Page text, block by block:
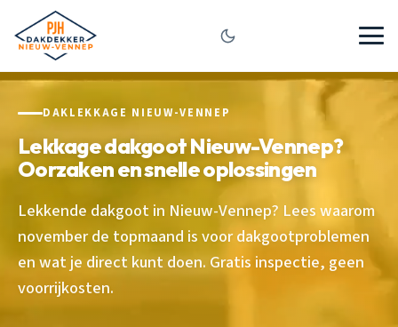
DAKLEKKAGE NIEUW-VENNEP
Lekkage dakgoot Nieuw-Vennep?
Oorzaken en snelle oplossingen
Lekkende dakgoot in Nieuw-Vennep? Lees waarom
november de topmaand is voor dakgootproblemen
en wat je direct kunt doen. Gratis inspectie, geen
voorrijkosten.